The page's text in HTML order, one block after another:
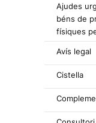
Ajudes
béns de
físiques
Avís legal
Cistella